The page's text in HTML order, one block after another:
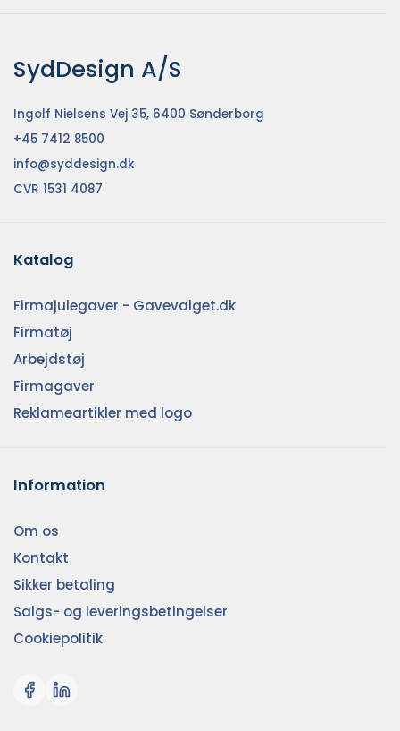
SydDesign A/S
Ingolf Nielsens Vej 35, 6400 Sønderborg
+45 7412 8500
info@syddesign.dk
CVR 1531 4087
Katalog
Firmajulegaver - Gavevalget.dk
Firmatøj
Arbejdstøj
Firmagaver
Reklameartikler med logo
Information
Om os
Kontakt
Sikker betaling
Salgs- og leveringsbetingelser
Cookiepolitik